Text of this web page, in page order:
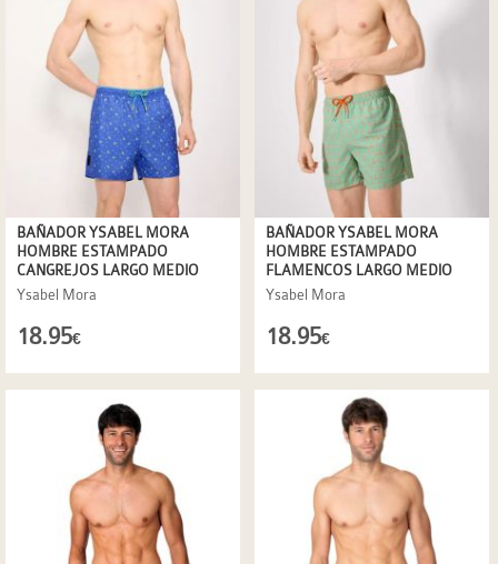
BAÑADOR YSABEL MORA
HOMBRE ESTAMPADO
CANGREJOS LARGO MEDIO
Ysabel Mora
18.95€
BAÑADOR YSABEL MORA
HOMBRE ESTAMPADO
FLAMENCOS LARGO MEDIO
Ysabel Mora
18.95€